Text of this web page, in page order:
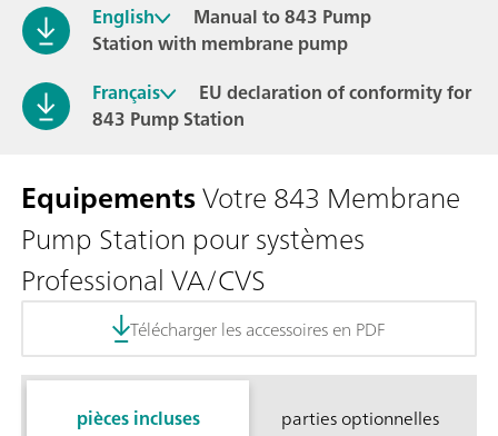
English
Manual to 843 Pump
Station with membrane pump
Français
EU declaration of conformity for
843 Pump Station
EquipementsVotre 843 Membrane
Pump Station pour systèmes
Professional VA/CVS
Télécharger les accessoires en PDF
pièces incluses parties optionnelles